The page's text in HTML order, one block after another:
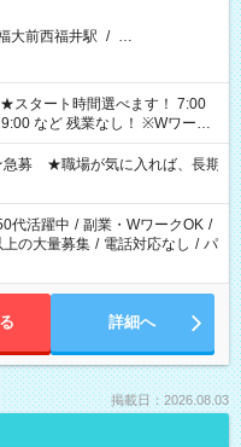
大前西福井駅 / …
残業なし！ ※Wワーク
時間超の就業はご案内できま
上勤務は社会保険への加入対
雇い派遣の原則禁止）によ
内が難しい場合があります
募 ★職場が気に入れば、長期
代活躍中 / 副業・WワークOK /
上の大量募集 / 電話対応なし / パ
詳細へ
掲載日：2026.08.03